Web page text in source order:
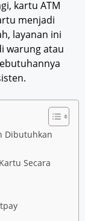
kartu ATM
menjadi
layanan ini
warung atau
Dibutuhkan
Secara